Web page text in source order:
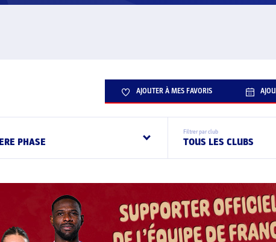
AJOUTER À MES FAVORIS
PHASE
Filtrer par club
TOUS LES CLUBS